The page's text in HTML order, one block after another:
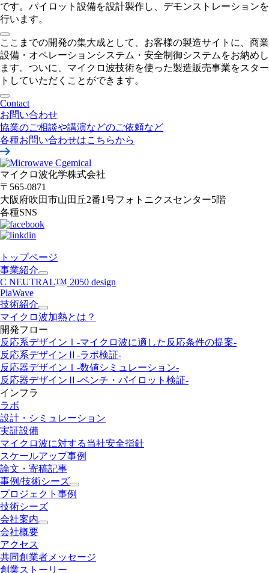
です。パイロット設備を設計製作し、デモンストレーションを
行います。
ここまでの開発の集大成として、お客様の製造サイトに、商業
設備・オペレーションシステム・安全制御システムをお納めし
ます。ついに、マイクロ波技術を使った製造販売事業をスター
トしていただくことができます。
Contact
お問い合わせ
協業のご相談や講演などのご依頼など
各種お問い合わせはこちらから
マイクロ波化学株式会社
〒565-0871
大阪府吹田市山田丘2番1号フォトニクスセンター5階
各種SNS
トップページ
事業紹介
C NEUTRALTM 2050 design
PlaWave
技術紹介
マイクロ波加熱とは？
開発フロー
反応系デザインⅠ -マイクロ波に適した反応条件の提案-
反応系デザインⅡ -ラボ検証-
反応器デザインⅠ -数値シミュレーション-
反応器デザインⅡ -ベンチ・パイロット検証-
インフラ
ラボ
設計・シミュレーション
実証設備
マイクロ波に対する当社安全指針
スケールアップ事例
論文・寄稿記事
事例/技術シーズ
プロジェクト事例
技術シーズ
会社案内
会社概要
アクセス
共同創業者メッセージ
創業ストーリー